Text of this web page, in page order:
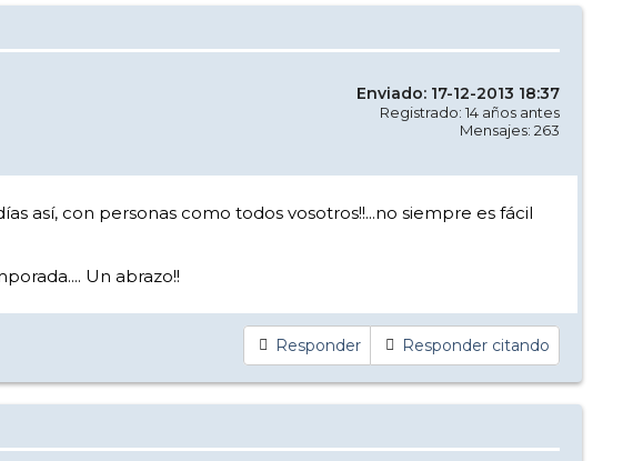
Enviado: 17-12-2013 18:37
Registrado: 14 años antes
Mensajes: 263
así, con personas como todos vosotros!!...no siempre es fácil
Un abrazo!!
Responder Responder citando